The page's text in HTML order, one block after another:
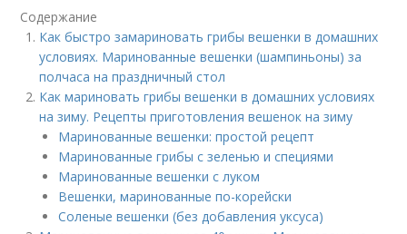
Содержание
Как быстро замариновать грибы вешенки в домашних
условиях. Маринованные вешенки (шампиньоны) за
полчаса на праздничный стол
Как мариновать грибы вешенки в домашних условиях
на зиму. Рецепты приготовления вешенок на зиму
Маринованные вешенки: простой рецепт
Маринованные грибы с зеленью и специями
Маринованные вешенки с луком
Вешенки, маринованные по-корейски
Соленые вешенки (без добавления уксуса)